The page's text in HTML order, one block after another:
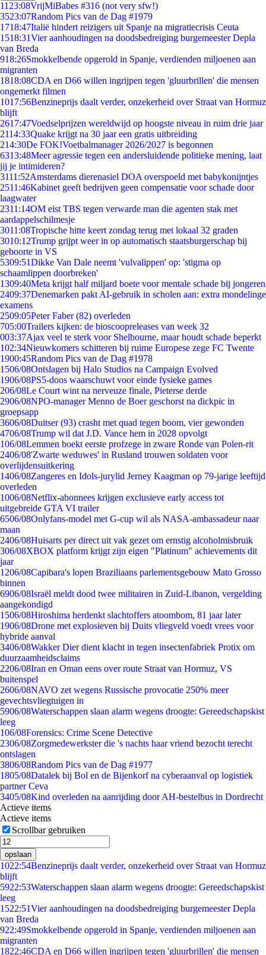
11 23:08VrijMiBabes #316 (not very sfw!)
3523:07Random Pics van de Dag #1979
1718:47Italië hindert reizigers uit Spanje na migratiecrisis Ceuta
1518:31Vier aanhoudingen na doodsbedreiging burgemeester Depla
van Breda
918:26Smokkelbende opgerold in Spanje, verdienden miljoenen aan
migranten
1818:08CDA en D66 willen ingrijpen tegen 'gluurbrillen' die mensen
ongemerkt filmen
1017:56Benzineprijs daalt verder, onzekerheid over Straat van Hormuz
blijft
2617:47Voedselprijzen wereldwijd op hoogste niveau in ruim drie jaar
2114:33Quake krijgt na 30 jaar een gratis uitbreiding
214:30De FOK!Voetbalmanager 2026/2027 is begonnen
6313:48Meer agressie tegen een andersluidende politieke mening, laat
jij je intimideren?
3111:52Amsterdams dierenasiel DOA overspoeld met babykonijntjes
2511:46Kabinet geeft bedrijven geen compensatie voor schade door
laagwater
2311:14OM eist TBS tegen verwarde man die agenten stak met
aardappelschilmesje
3011:08Tropische hitte keert zondag terug met lokaal 32 graden
3010:12Trump grijpt weer in op automatisch staatsburgerschap bij
geboorte in VS
5309:51Dikke Van Dale neemt 'vulvalippen' op: 'stigma op
schaamlippen doorbreken'
1309:40Meta krijgt half miljard boete voor mentale schade bij jongeren
2409:37Denemarken pakt AI-gebruik in scholen aan: extra mondelinge
examens
2509:05Peter Faber (82) overleden
705:00Trailers kijken: de bioscoopreleases van week 32
003:37Ajax veel te sterk voor Shelbourne, maar houdt schade beperkt
102:34Nieuwkomers schitteren bij ruime Europese zege FC Twente
1900:45Random Pics van de Dag #1978
1506/08Ontslagen bij Halo Studios na Campaign Evolved
1906/08PS5-doos waarschuwt voor einde fysieke games
206/08Le Court wint na nerveuze finale, Pieterse derde
2906/08NPO-manager Menno de Boer geschorst na dickpic in
groepsapp
3606/08Duitser (93) crasht met quad tegen boom, vier gewonden
4706/08Trump wil dat J.D. Vance hem in 2028 opvolgt
106/08Lemmen boekt eerste profzege in zware Ronde van Polen-rit
2406/08'Zwarte weduwes' in Rusland trouwen soldaten voor
overlijdensuitkering
1406/08Zangeres en Idols-jurylid Jerney Kaagman op 79-jarige leeftijd
overleden
1006/08Netflix-abonnees krijgen exclusieve early access tot
uitgebreide GTA VI trailer
6506/08Onlyfans-model met G-cup wil als NASA-ambassadeur naar
maan
2406/08Huisarts per direct uit vak gezet om ernstig alcoholmisbruik
306/08XBOX platform krijgt zijn eigen "Platinum" achievements dit
jaar
1206/08Capibara's lopen Braziliaans parlementsgebouw Mato Grosso
binnen
6906/08Israël meldt dood twee militairen in Zuid-Libanon, vergelding
aangekondigd
1506/08Hiroshima herdenkt slachtoffers atoombom, 81 jaar later
1906/08Drone met explosieven bij Duits vliegveld voedt vrees voor
hybride aanval
3406/08Wakker Dier dient klacht in tegen insectenfabriek Protix om
duurzaamheidsclaims
2206/08Iran en Oman eens over route Straat van Hormuz, VS
buitenspel
2606/08NAVO zet wegens Russische provocatie 250% meer
gevechtsvliegtuigen in
5906/08Waterschappen slaan alarm wegens droogte: Gereedschapskist
leeg
106/08Forensics: Crime Scene Detective
2306/08Zorgmedewerkster die 's nachts haar vriend bezocht terecht
ontslagen
3806/08Random Pics van de Dag #1977
1805/08Datalek bij Bol en de Bijenkorf na cyberaanval op logistiek
partner Ceva
3405/08Kind overleden na aanrijding door AH-bestelbus in Dordrecht
Actieve items
Actieve items
Scrollbar gebruiken
opslaan
1022:54Benzineprijs daalt verder, onzekerheid over Straat van Hormuz
blijft
5922:53Waterschappen slaan alarm wegens droogte: Gereedschapskist
leeg
1522:51Vier aanhoudingen na doodsbedreiging burgemeester Depla
van Breda
922:49Smokkelbende opgerold in Spanje, verdienden miljoenen aan
migranten
1822:46CDA en D66 willen ingrijpen tegen 'gluurbrillen' die mensen